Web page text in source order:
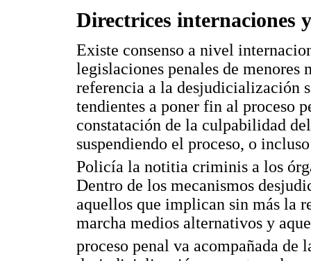
Directrices internaciones
Existe consenso a nivel
legislaciones penales de
referencia a la desjudicialización
tendientes a poner fin al proceso
constatación de la culpabilidad
suspendiendo el proceso, o
Policía la notitia criminis a los
Dentro de los mecanismos
aquellos que implican sin más la
marcha medios alternativos y
proceso penal va acompañada de